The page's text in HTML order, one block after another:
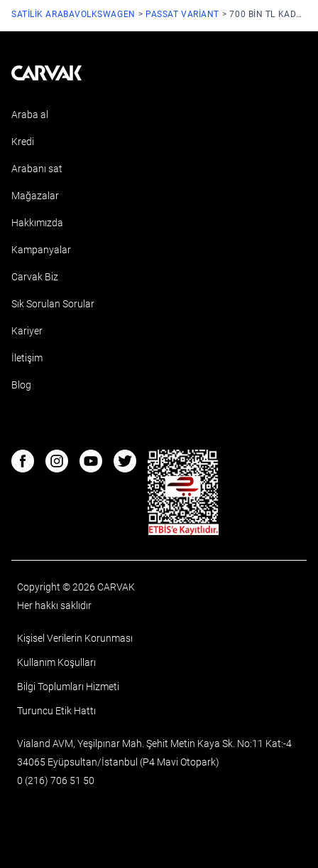
SATILIK ARABAVOLKSWAGEN PASSAT VARIANT 700 BIN TL KADAR
Kavak
Araba al
Kredi
Arabanı sat
Mağazalar
Hakkımızda
Kampanyalar
Carvak Biz
Sık Sorulan Sorular
Kariyer
İletişim
Blog
FacebookInstagramYoutubeTwitter
ETBIS
Copyright © 2026 CARVAK
Her hakkı saklıdır
Kişisel Verilerin Korunması
Kullanım Koşulları
Bilgi Toplumları Hizmeti
Turuncu Etik Hattı
Vialand AVM, Yeşilpınar Mah. Şehit Metin Kaya Sk. No:11 Kat:-4
34065 Eyüpsultan/İstanbul (P4 Mavi Otopark)
0 (216) 706 51 50